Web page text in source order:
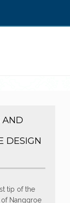
AND
DESIGN
tip of the
of Nanggroe